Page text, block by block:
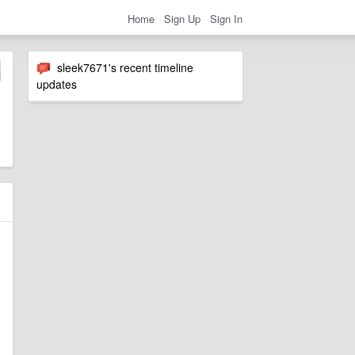
Home Sign Up Sign In
sleek7671's recent timeline
updates